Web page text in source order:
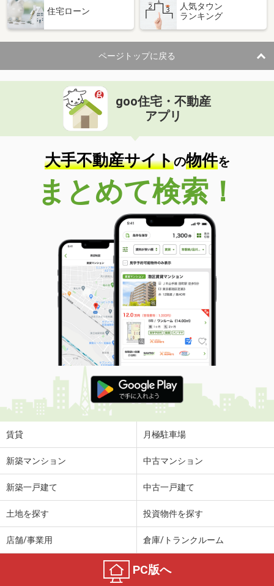
住宅ローン
人気タウン
ランキング
ページトップに戻る
goo住宅・不動産
アプリ
大手不動産サイトの物件を
まとめて検索！
賃貸 月極駐車場
新築マンション 中古マンション
新築一戸建て 中古一戸建て
土地を探す 投資物件を探す
店舗/事業用 倉庫/トランクルーム
PC版へ